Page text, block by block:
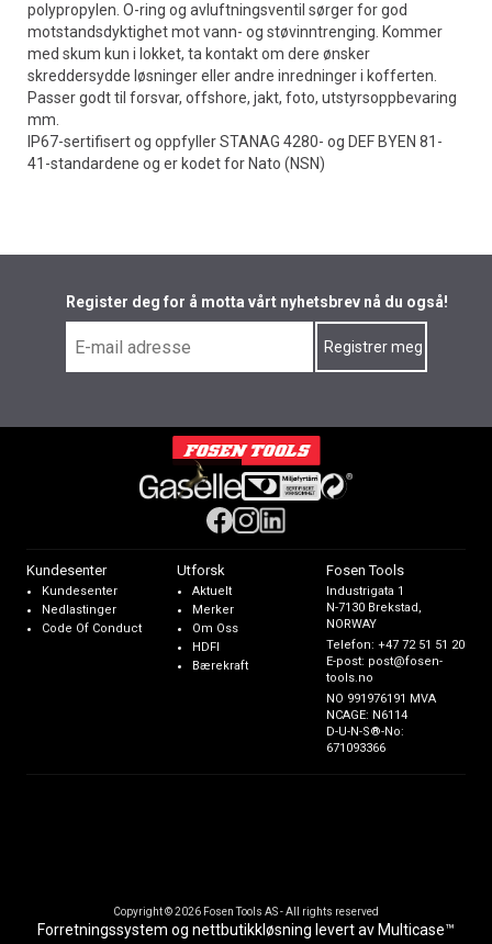
polypropylen. O-ring og avluftningsventil sørger for god
motstandsdyktighet mot vann- og støvinntrenging. Kommer
med skum kun i lokket, ta kontakt om dere ønsker
skreddersydde løsninger eller andre inredninger i kofferten.
Passer godt til forsvar, offshore, jakt, foto, utstyrsoppbevaring
mm.
IP67-sertifisert og oppfyller STANAG 4280- og DEF BYEN 81-
41-standardene og er kodet for Nato (NSN)
Register deg for å motta vårt nyhetsbrev nå du også!
Kundesenter
Kundesenter
Nedlastinger
Code Of Conduct
Utforsk
Aktuelt
Merker
Om Oss
HDFI
Bærekraft
Fosen Tools
Industrigata 1
N-7130 Brekstad,
NORWAY
Telefon:+47 72 51 51 20
E-post: post@fosen-
tools.no
NO 991976191 MVA
NCAGE: N6114
D-U-N-S®-No:
671093366
Copyright © 2026 Fosen Tools AS - All rights reserved
Forretningssystem og nettbutikkløsning levert av Multicase™